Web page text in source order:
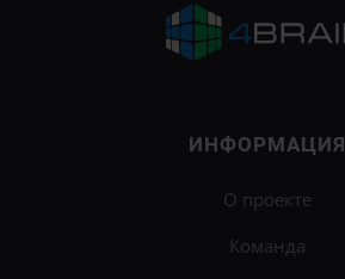
ИНФОРМАЦИЯ
О проекте
Команда